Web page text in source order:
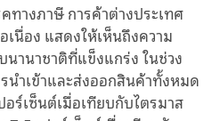
างภาษี การค้าต่างประเทศ
นื่อง แสดงให้เห็นถึงความ
านาชาติที่แข็งแกร่ง ในช่วง
นำเข้าและส่งออกสินค้าทั้งหมด
อร์เซ็นต์เมื่อเทียบกับไตรมาส